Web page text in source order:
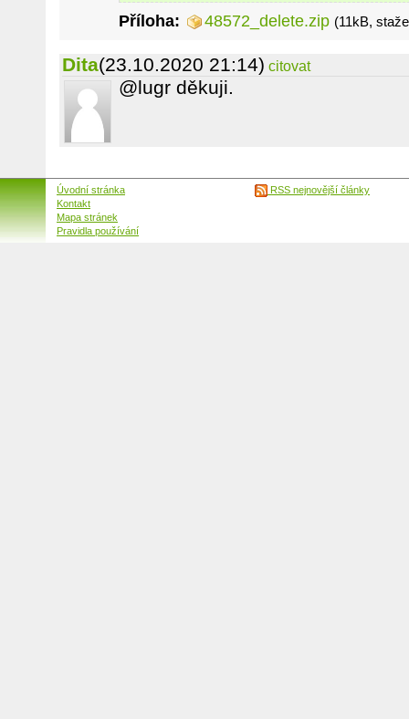
Příloha: 48572_delete.zip (11kB,
Dita(23.10.2020 21:14) citovat
@lugr děkuji.
Úvodní stránka
Kontakt
Mapa stránek
Pravidla používání
RSS nejnovější články